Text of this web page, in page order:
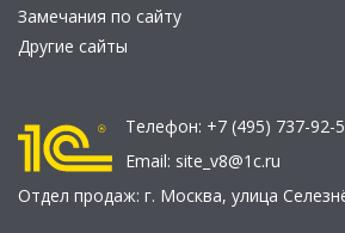
Замечания по сайту
Другие сайты
Телефон: +7 (495) 737-92-
Email: site_v8@1c.ru
Отдел продаж: г. Москва, улица